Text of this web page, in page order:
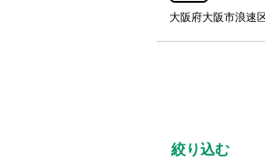
大阪府大阪市浪速
絞り込む